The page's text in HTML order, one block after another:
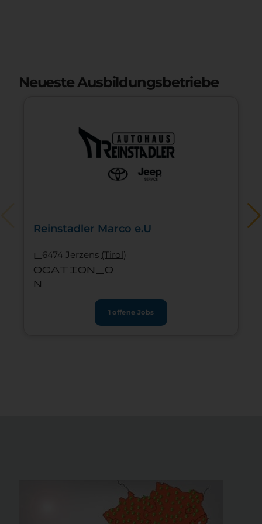
Neueste Ausbildungsbetriebe
Reinstadler Marco e.U
l
ocation_o
n
6474 Jerzens (Tirol)
1 offene Jobs